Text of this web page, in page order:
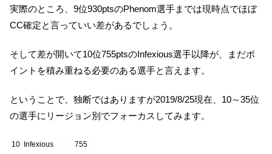
実際のところ、9位930ptsのPhenom選手までは現時点でほぼ
CC確定と言っていい差があるでしょう。
そして差が開いて10位755ptsのInfexious選手以降が、まだポ
イントを積み重ねる必要のある選手と言えます。
ということで、独断ではありますが2019/8/25現在、10～35位
の選手にリージョン別でフォーカスしてみます。
10 Infexious
755